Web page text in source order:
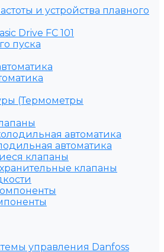
и устройства плавного
Drive FC 101
пуска
(Термометры
автоматика
клапаны
клапаны